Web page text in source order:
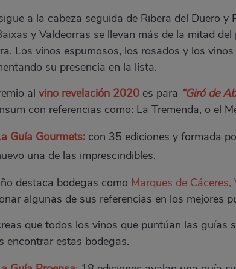
a la cabeza seguida de Ribera del Duero
y Valdeorras se llevan más de la mitad
Los vinos espumosos, los rosados y los
su presencia en la lista.
al vino revelación 2020 es para “Giró de
con referencias como: La Tremenda, o el
Guía Gourmets: con 35 ediciones y formada
una de las imprescindibles.
destaca bodegas como Marques de
algunas de sus referencias en los mejores
que todos los vinos que puntúan las guías
encontrar estas bodegas.